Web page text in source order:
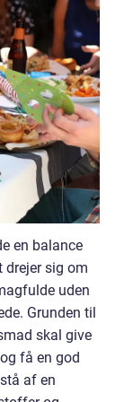
en balance
drejer sig om
uden
Grunden til
skal give
få en god
af en